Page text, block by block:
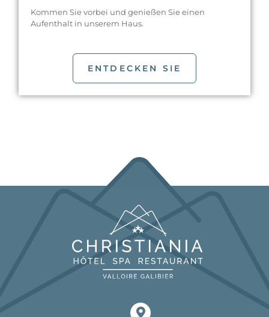
Kommen Sie vorbei und genießen Sie einen
Aufenthalt in unserem Haus.
ENTDECKEN SIE